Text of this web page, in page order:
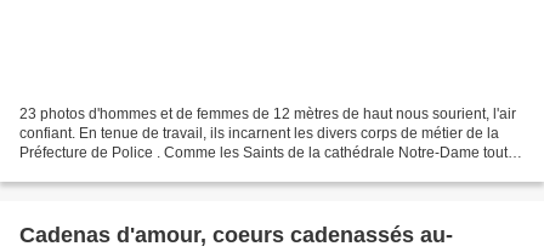
23 photos d'hommes et de femmes de 12 mètres de haut nous sourient, l'air
confiant. En tenue de travail, ils incarnent les divers corps de métier de la
Préfecture de Police . Comme les Saints de la cathédrale Notre-Dame toute
Cadenas d'amour, coeurs cadenassés au-